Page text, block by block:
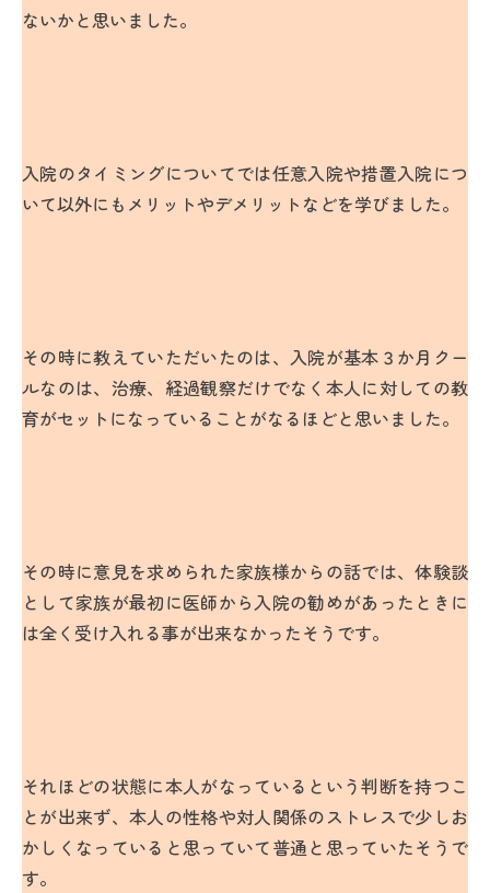
ないかと思いました。
入院のタイミングについてでは任意入院や措置入院につ
いて以外にもメリットやデメリットなどを学びました。
その時に教えていただいたのは、入院が基本３か月クー
ルなのは、治療、経過観察だけでなく本人に対しての教
育がセットになっていることがなるほどと思いました。
その時に意見を求められた家族様からの話では、体験談
として家族が最初に医師から入院の勧めがあったときに
は全く受け入れる事が出来なかったそうです。
それほどの状態に本人がなっているという判断を持つこ
とが出来ず、本人の性格や対人関係のストレスで少しお
かしくなっていると思っていて普通と思っていたそうで
す。